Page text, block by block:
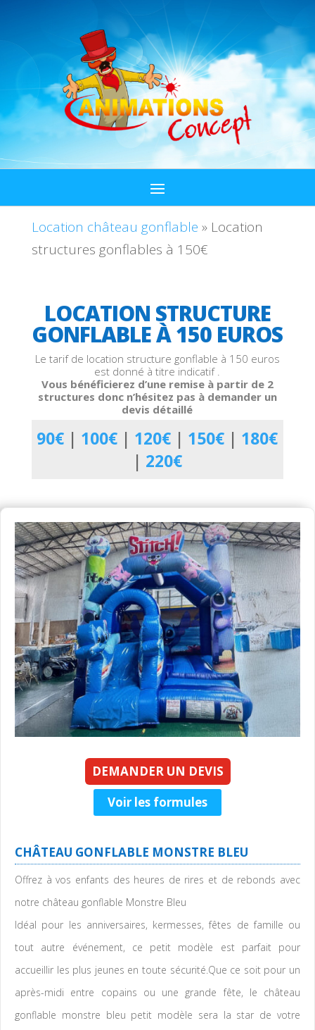
Location château gonflable » Location
structures gonflables à 150€
LOCATION STRUCTURE
GONFLABLE À 150 EUROS
Le tarif de location structure gonflable à 150 euros
est donné à titre indicatif .
Vous bénéficierez d’une remise à partir de 2
structures donc n’hésitez pas à demander un
devis détaillé
90€ | 100€ | 120€ | 150€ | 180€
| 220€
DEMANDER UN DEVIS
Voir les formules
CHÂTEAU GONFLABLE MONSTRE BLEU
Offrez à vos enfants des heures de rires et de rebonds avec
notre château gonflable Monstre Bleu
Idéal pour les anniversaires, kermesses, fêtes de famille ou
tout autre événement, ce petit modèle est parfait pour
accueillir les plus jeunes en toute sécurité.Que ce soit pour un
après-midi entre copains ou une grande fête, le château
gonflable monstre bleu petit modèle sera la star de votre